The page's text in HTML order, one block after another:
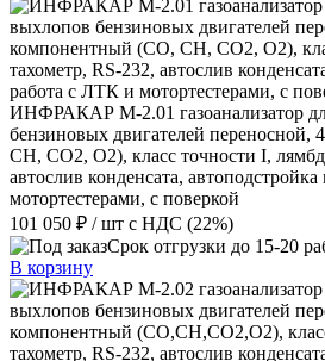
ИНФРАКАР М-2.01 газоанализатор
бензиновых двигателей переносной,
CH, СО2, О2), класс точности I,
автослив конденсата,
мотортестерами, с поверкой
101 050 ₽ / шт с НДС (22%)
Срок отгрузки до 15-20
В корзину